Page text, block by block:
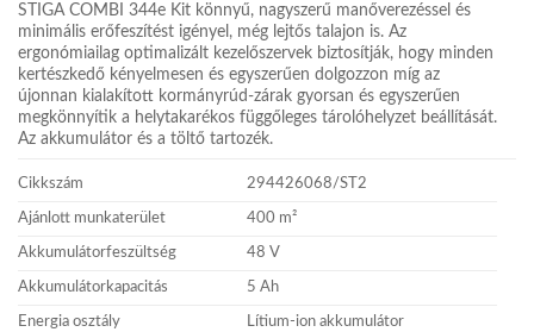
STIGA COMBI 344e Kit könnyű, nagyszerű manőverezéssel és
minimális erőfeszítést igényel, még lejtős talajon is. Az
ergonómiailag optimalizált kezelőszervek biztosítják, hogy minden
kertészkedő kényelmesen és egyszerűen dolgozzon míg az
újonnan kialakított kormányrúd-zárak gyorsan és egyszerűen
megkönnyítik a helytakarékos függőleges tárolóhelyzet beállítását.
Az akkumulátor és a töltő tartozék.
Cikkszám 294426068/ST2
Ajánlott munkaterület 400 m²
Akkumulátorfeszültség 48 V
Akkumulátorkapacitás 5 Ah
Energia osztály Lítium-ion akkumulátor